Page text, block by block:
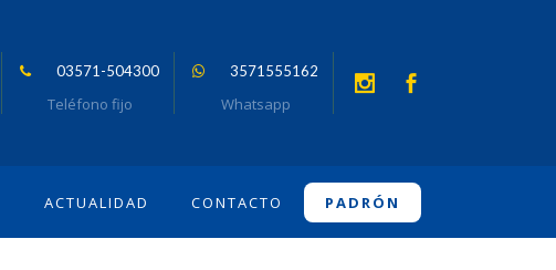
03571-504300
Teléfono fijo
3571555162
Whatsapp
ACTUALIDAD CONTACTO PADRÓN